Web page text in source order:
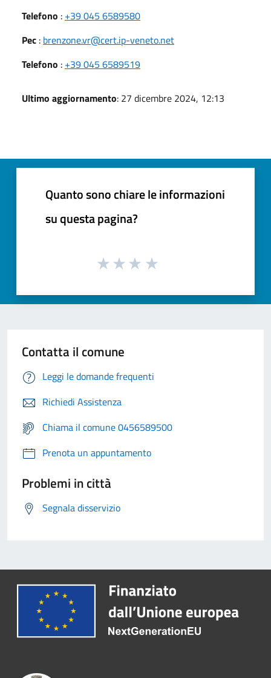
Telefono : +39 045 6589580
Pec : brenzone.vr@cert.ip-veneto.net
Telefono : +39 045 6589519
Ultimo aggiornamento: 27 dicembre 2024, 12:13
Quanto sono chiare le informazioni
su questa pagina?
Contatta il comune
Leggi le domande frequenti
Richiedi Assistenza
Chiama il comune 0456589500
Prenota un appuntamento
Problemi in città
Segnala disservizio